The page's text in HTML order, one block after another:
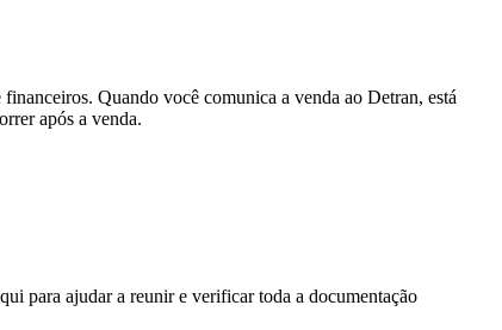
Quando você comunica a venda ao Detran, está
após a venda.
para ajudar a reunir e verificar toda a documentação